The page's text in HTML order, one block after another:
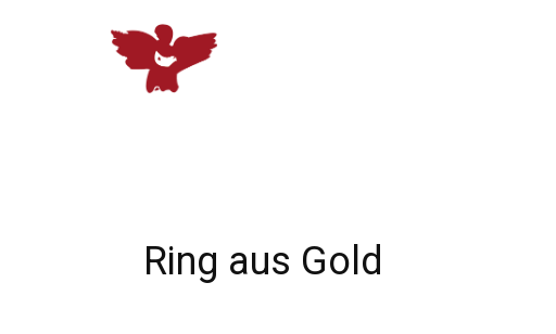
Ring aus Gold